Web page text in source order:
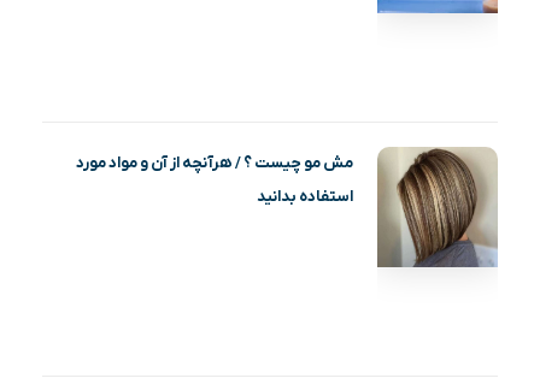
مش مو چیست ؟ / هرآنچه از آن و مواد مورد
استفاده بدانید